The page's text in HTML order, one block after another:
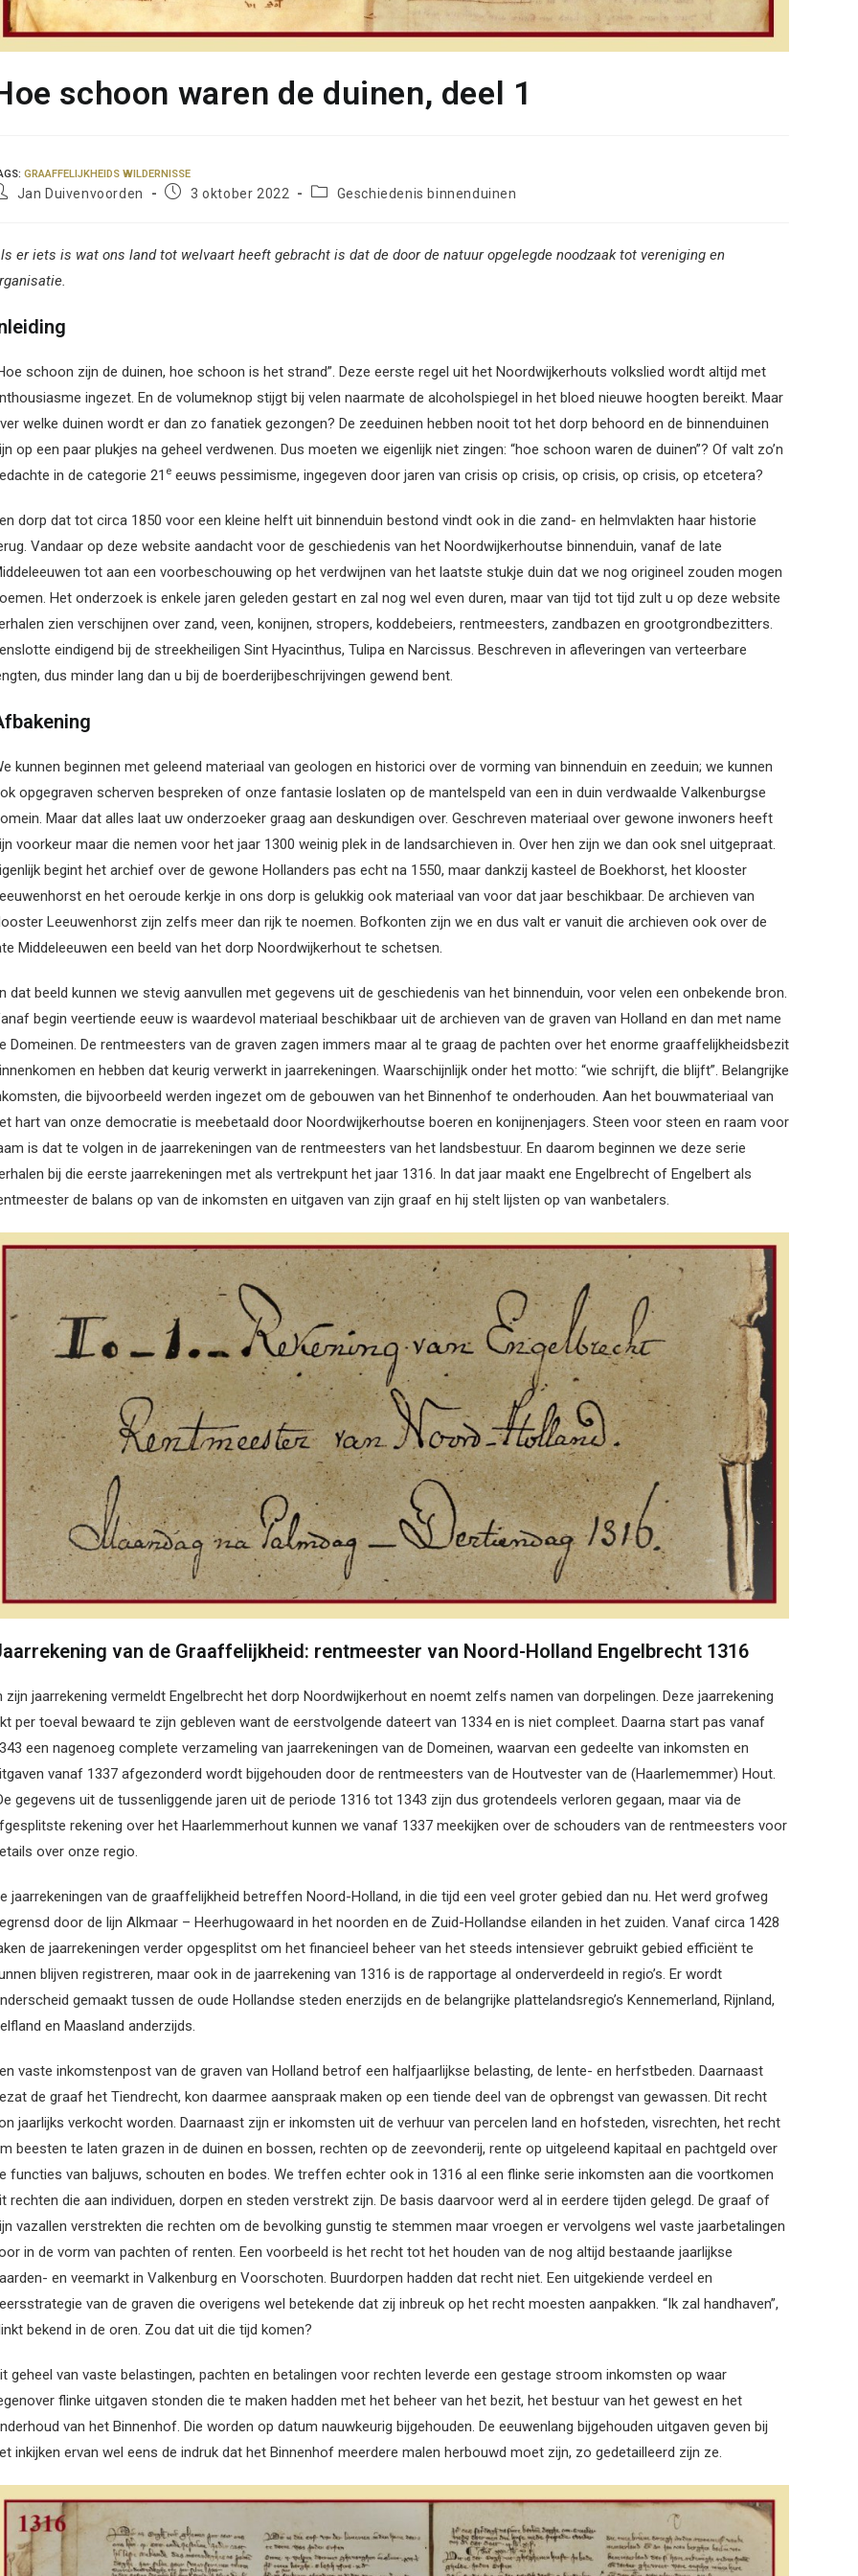
schoon waren de duinen, deel 1
: GRAAFFELIJKHEIDS WILDERNISSE
Jan Duivenvoorden
Bericht3 oktober 2022 Berichtcategorie:
Geschiedenis binnenduinen
er iets is wat ons land tot welvaart heeft gebracht is dat de door de natuur opgelegde noodzaak tot vereniging en
schoon zijn de duinen, hoe schoon is het strand”. Deze eerste regel uit het Noordwijkerhouts volkslied wordt altijd met
ingezet. En de volumeknop stijgt bij velen naarmate de alcoholspiegel in het bloed nieuwe hoogten bereikt. Maar
welke duinen wordt er dan zo fanatiek gezongen? De zeeduinen hebben nooit tot het dorp behoord en de binnenduinen
op een paar plukjes na geheel verdwenen. Dus moeten we eigenlijk niet zingen: “hoe schoon waren de duinen”? Of valt zo’n
in de categorie 21 e eeuws pessimisme, ingegeven door jaren van crisis op crisis, op crisis, op crisis, op etcetera?
dorp dat tot circa 1850 voor een kleine helft uit binnenduin bestond vindt ook in die zand- en helmvlakten haar historie
Vandaar op deze website aandacht voor de geschiedenis van het Noordwijkerhoutse binnenduin, vanaf de late
tot aan een voorbeschouwing op het verdwijnen van het laatste stukje duin dat we nog origineel zouden mogen
Het onderzoek is enkele jaren geleden gestart en zal nog wel even duren, maar van tijd tot tijd zult u op deze website
zien verschijnen over zand, veen, konijnen, stropers, koddebeiers, rentmeesters, zandbazen en grootgrondbezitters.
eindigend bij de streekheiligen Sint Hyacinthus, Tulipa en Narcissus. Beschreven in afleveringen van verteerbare
dus minder lang dan u bij de boerderijbeschrijvingen gewend bent.
kunnen beginnen met geleend materiaal van geologen en historici over de vorming van binnenduin en zeeduin; we kunnen
opgegraven scherven bespreken of onze fantasie loslaten op de mantelspeld van een in duin verdwaalde Valkenburgse
Maar dat alles laat uw onderzoeker graag aan deskundigen over. Geschreven materiaal over gewone inwoners heeft
voorkeur maar die nemen voor het jaar 1300 weinig plek in de landsarchieven in. Over hen zijn we dan ook snel uitgepraat.
begint het archief over de gewone Hollanders pas echt na 1550, maar dankzij kasteel de Boekhorst, het klooster
en het oeroude kerkje in ons dorp is gelukkig ook materiaal van voor dat jaar beschikbaar. De archieven van
Leeuwenhorst zijn zelfs meer dan rijk te noemen. Bofkonten zijn we en dus valt er vanuit die archieven ook over de
Middeleeuwen een beeld van het dorp Noordwijkerhout te schetsen.
dat beeld kunnen we stevig aanvullen met gegevens uit de geschiedenis van het binnenduin, voor velen een onbekende bron.
begin veertiende eeuw is waardevol materiaal beschikbaar uit de archieven van de graven van Holland en dan met name
Domeinen. De rentmeesters van de graven zagen immers maar al te graag de pachten over het enorme graaffelijkheidsbezit
en hebben dat keurig verwerkt in jaarrekeningen. Waarschijnlijk onder het motto: “wie schrijft, die blijft”. Belangrijke
die bijvoorbeeld werden ingezet om de gebouwen van het Binnenhof te onderhouden. Aan het bouwmateriaal van
hart van onze democratie is meebetaald door Noordwijkerhoutse boeren en konijnenjagers. Steen voor steen en raam voor
is dat te volgen in de jaarrekeningen van de rentmeesters van het landsbestuur. En daarom beginnen we deze serie
bij die eerste jaarrekeningen met als vertrekpunt het jaar 1316. In dat jaar maakt ene Engelbrecht of Engelbert als
de balans op van de inkomsten en uitgaven van zijn graaf en hij stelt lijsten op van wanbetalers.
van de Graaffelijkheid: rentmeester van Noord-Holland Engelbrecht 1316
zijn jaarrekening vermeldt Engelbrecht het dorp Noordwijkerhout en noemt zelfs namen van dorpelingen. Deze jaarrekening
per toeval bewaard te zijn gebleven want de eerstvolgende dateert van 1334 en is niet compleet. Daarna start pas vanaf
een nagenoeg complete verzameling van jaarrekeningen van de Domeinen, waarvan een gedeelte van inkomsten en
vanaf 1337 afgezonderd wordt bijgehouden door de rentmeesters van de Houtvester van de (Haarlememmer) Hout.
gegevens uit de tussenliggende jaren uit de periode 1316 tot 1343 zijn dus grotendeels verloren gegaan, maar via de
rekening over het Haarlemmerhout kunnen we vanaf 1337 meekijken over de schouders van de rentmeesters voor
over onze regio.
jaarrekeningen van de graaffelijkheid betreffen Noord-Holland, in die tijd een veel groter gebied dan nu. Het werd grofweg
door de lijn Alkmaar – Heerhugowaard in het noorden en de Zuid-Hollandse eilanden in het zuiden. Vanaf circa 1428
de jaarrekeningen verder opgesplitst om het financieel beheer van het steeds intensiever gebruikt gebied efficiënt te
blijven registreren, maar ook in de jaarrekening van 1316 is de rapportage al onderverdeeld in regio’s. Er wordt
gemaakt tussen de oude Hollandse steden enerzijds en de belangrijke plattelandsregio’s Kennemerland, Rijnland,
en Maasland anderzijds.
vaste inkomstenpost van de graven van Holland betrof een halfjaarlijkse belasting, de lente- en herfstbeden. Daarnaast
de graaf het Tiendrecht, kon daarmee aanspraak maken op een tiende deel van de opbrengst van gewassen. Dit recht
jaarlijks verkocht worden. Daarnaast zijn er inkomsten uit de verhuur van percelen land en hofsteden, visrechten, het recht
beesten te laten grazen in de duinen en bossen, rechten op de zeevonderij, rente op uitgeleend kapitaal en pachtgeld over
functies van baljuws, schouten en bodes. We treffen echter ook in 1316 al een flinke serie inkomsten aan die voortkomen
rechten die aan individuen, dorpen en steden verstrekt zijn. De basis daarvoor werd al in eerdere tijden gelegd. De graaf of
vazallen verstrekten die rechten om de bevolking gunstig te stemmen maar vroegen er vervolgens wel vaste jaarbetalingen
in de vorm van pachten of renten. Een voorbeeld is het recht tot het houden van de nog altijd bestaande jaarlijkse
en veemarkt in Valkenburg en Voorschoten. Buurdorpen hadden dat recht niet. Een uitgekiende verdeel en
van de graven die overigens wel betekende dat zij inbreuk op het recht moesten aanpakken. “Ik zal handhaven”,
bekend in de oren. Zou dat uit die tijd komen?
geheel van vaste belastingen, pachten en betalingen voor rechten leverde een gestage stroom inkomsten op waar
flinke uitgaven stonden die te maken hadden met het beheer van het bezit, het bestuur van het gewest en het
van het Binnenhof. Die worden op datum nauwkeurig bijgehouden. De eeuwenlang bijgehouden uitgaven geven bij
inkijken ervan wel eens de indruk dat het Binnenhof meerdere malen herbouwd moet zijn, zo gedetailleerd zijn ze.